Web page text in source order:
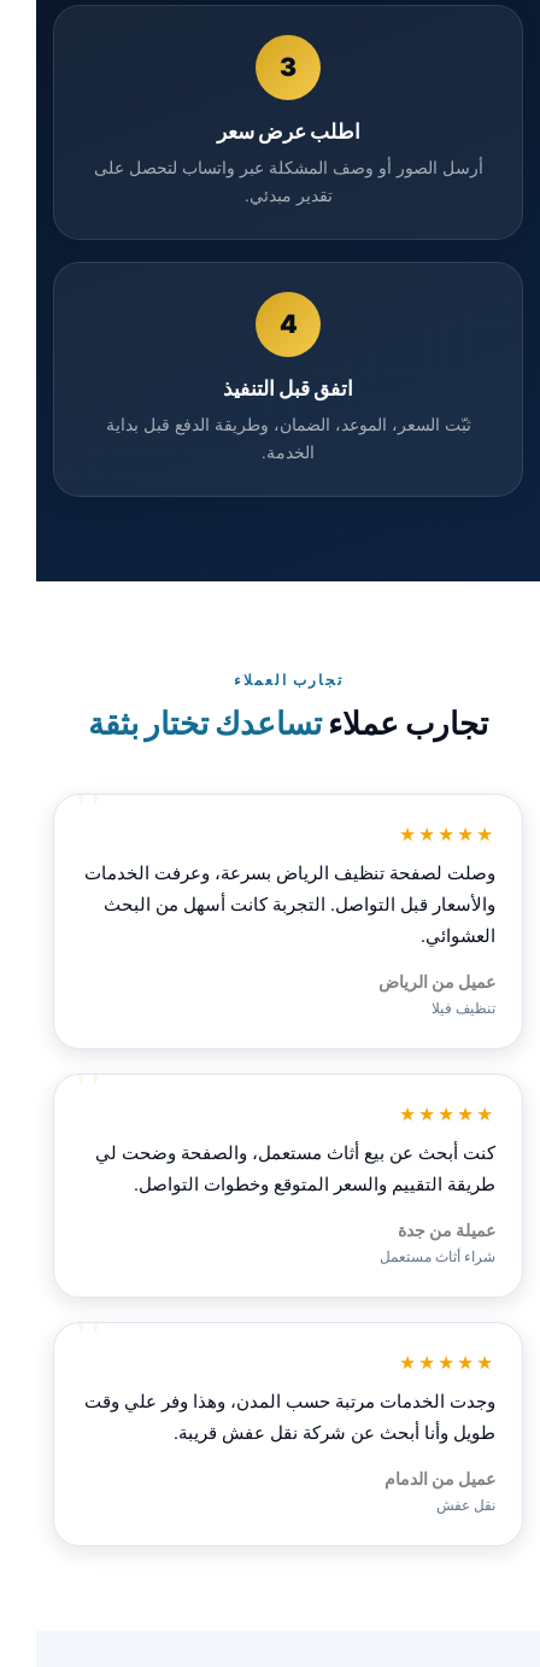
3
اطلب عرض سعر
أرسل الصور أو وصف المشكلة عبر واتساب لتحصل على
تقدير مبدئي.
4
اتفق قبل التنفيذ
ثبّت السعر، الموعد، الضمان، وطريقة الدفع قبل بداية
الخدمة.
تجارب العملاء
تجارب عملاءتساعدك تختار بثقة
★★★★★
وصلت لصفحة تنظيف الرياض بسرعة، وعرفت الخدمات
والأسعار قبل التواصل. التجربة كانت أسهل من البحث
العشوائي.
عميل من الرياض
تنظيف فيلا
★★★★★
كنت أبحث عن بيع أثاث مستعمل، والصفحة وضحت لي
طريقة التقييم والسعر المتوقع وخطوات التواصل.
عميلة من جدة
شراء أثاث مستعمل
★★★★★
وجدت الخدمات مرتبة حسب المدن، وهذا وفر علي وقت
طويل وأنا أبحث عن شركة نقل عفش قريبة.
عميل من الدمام
نقل عفش